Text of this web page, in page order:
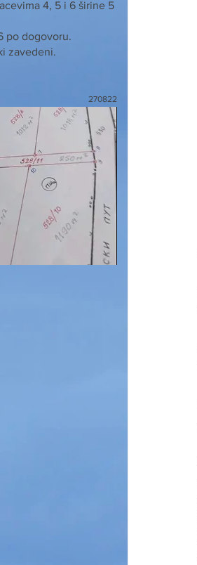
4, 5 i 6 širine 5
po dogovoru.
zavedeni.
270822